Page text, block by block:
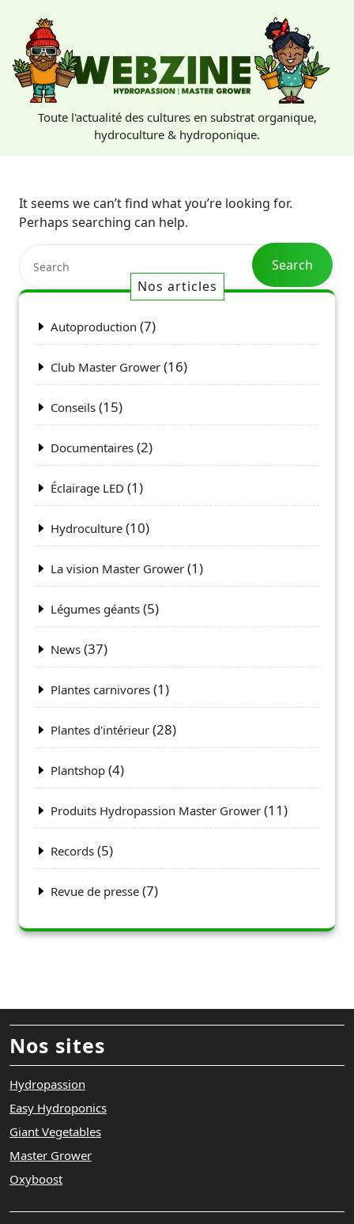
content
Toute l'actualité des cultures en substrat organique,
hydroculture & hydroponique.
It seems we can’t find what you’re looking for.
Perhaps searching can help.
Search
Nos articles
Autoproduction (7)
Club Master Grower (16)
Conseils (15)
Documentaires (2)
Éclairage LED (1)
Hydroculture (10)
La vision Master Grower (1)
Légumes géants (5)
News (37)
Plantes carnivores (1)
Plantes d'intérieur (28)
Plantshop (4)
Produits Hydropassion Master Grower (11)
Records (5)
Revue de presse (7)
Nos sites
Hydropassion
Easy Hydroponics
Giant Vegetables
Master Grower
Oxyboost